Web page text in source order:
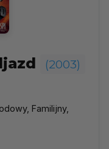
(2003)
Familijny,